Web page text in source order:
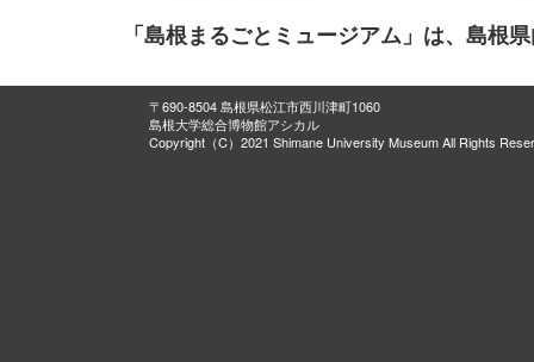
「島根まるごとミュージアム」は、島根
〒690-8504 島根県松江市西川津町1060
島根大学総合博物館アシカル
Copyright（C）2021 Shimane University Museum All Rights